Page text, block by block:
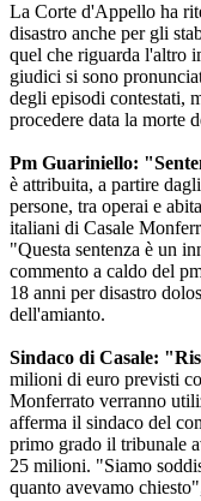
La Corte d'Appello ha
disastro anche per gli
quel che riguarda l'altro
giudici si sono
degli episodi contestati,
procedere data la morte
Pm Guariniello:
è attribuita, a partire
persone, tra operai e
italiani di Casale
"Questa sentenza è un
commento a caldo del
18 anni per disastro
dell'amianto.
Sindaco di Casale:
milioni di euro previsti
Monferrato verranno
afferma il sindaco del
primo grado il tribunale
25 milioni. "Siamo
quanto avevamo